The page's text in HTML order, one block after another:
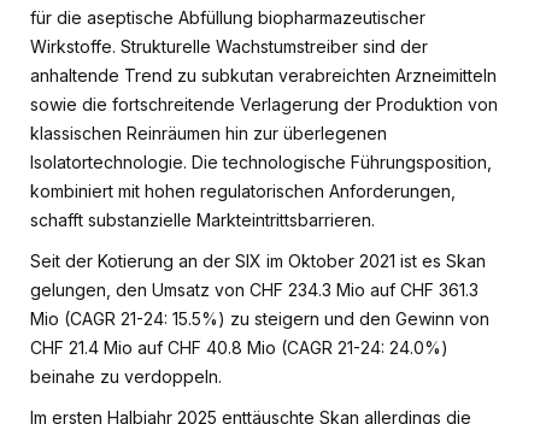
für die aseptische Abfüllung biopharmazeutischer
Wirkstoffe. Strukturelle Wachstumstreiber sind der
anhaltende Trend zu subkutan verabreichten Arzneimitteln
sowie die fortschreitende Verlagerung der Produktion von
klassischen Reinräumen hin zur überlegenen
Isolatortechnologie. Die technologische Führungsposition,
kombiniert mit hohen regulatorischen Anforderungen,
schafft substanzielle Markteintrittsbarrieren.
Seit der Kotierung an der SIX im Oktober 2021 ist es Skan
gelungen, den Umsatz von CHF 234.3 Mio auf CHF 361.3
Mio (CAGR 21-24: 15.5%) zu steigern und den Gewinn von
CHF 21.4 Mio auf CHF 40.8 Mio (CAGR 21-24: 24.0%)
beinahe zu verdoppeln.
Im ersten Halbjahr 2025 enttäuschte Skan allerdings die